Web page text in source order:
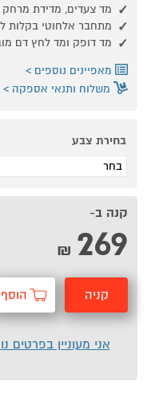
מד צעדים, מדידת מרחק
מתחבר אלחוטי בקלות
מד דופק ומד לחץ דם
מאפיינים נוספים
משלוח ותנאי אספקה
בחירת צבע
בחר
קנה ב-
269
₪
קניה הוסף
אני מעוניין בפרטים